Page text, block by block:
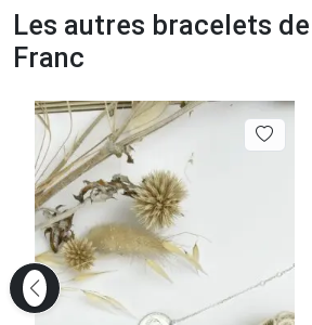
Les autres bracelets de
Franc